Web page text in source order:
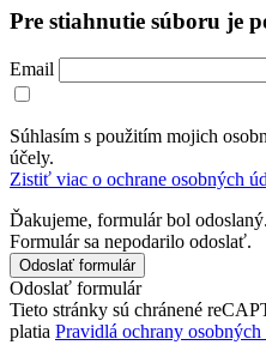
Pre stiahnutie súboru je
Email
Súhlasím s použitím mojich
účely.
Zistiť viac o ochrane osobných
Ďakujeme, formulár bol odoslaný.
Formulár sa nepodarilo odoslať.
Odoslať formulár
Tieto stránky sú chránené
platia Pravidlá ochrany